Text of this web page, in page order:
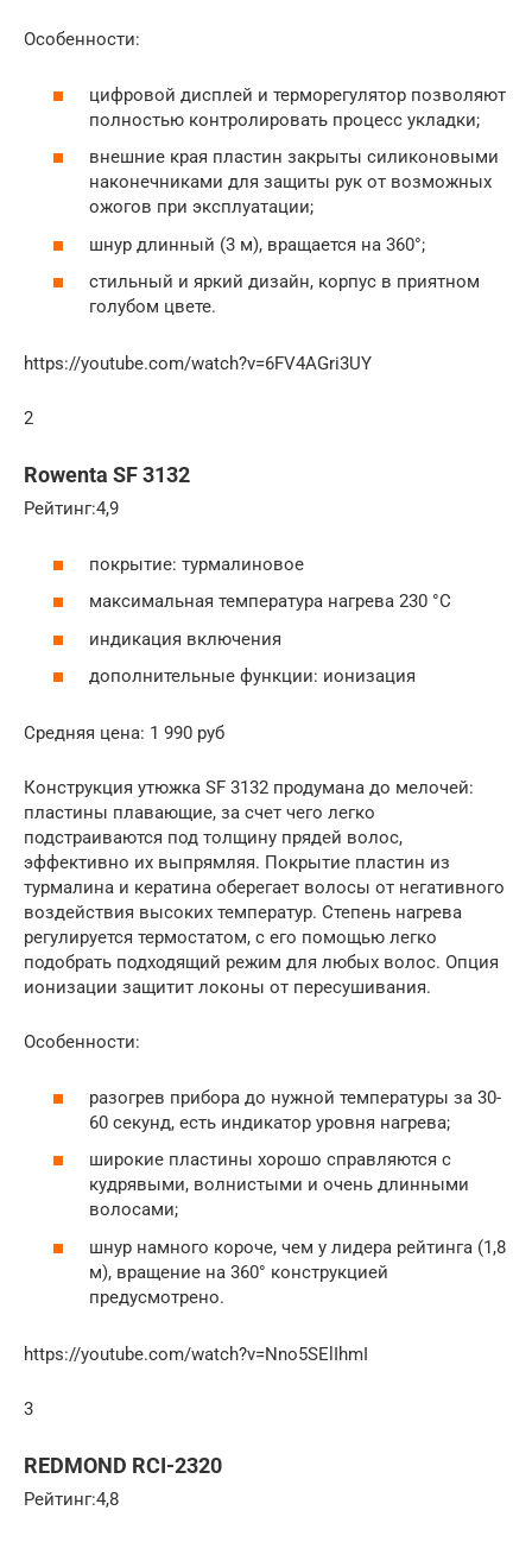
Особенности:
цифровой дисплей и терморегулятор позволяют
полностью контролировать процесс укладки;
внешние края пластин закрыты силиконовыми
наконечниками для защиты рук от возможных
ожогов при эксплуатации;
шнур длинный (3 м), вращается на 360°;
стильный и яркий дизайн, корпус в приятном
голубом цвете.
https://youtube.com/watch?v=6FV4AGri3UY
2
Rowenta SF 3132
Рейтинг:4,9
покрытие: турмалиновое
максимальная температура нагрева 230 °C
индикация включения
дополнительные функции: ионизация
Средняя цена: 1 990 руб
Конструкция утюжка SF 3132 продумана до мелочей:
пластины плавающие, за счет чего легко
подстраиваются под толщину прядей волос,
эффективно их выпрямляя. Покрытие пластин из
турмалина и кератина оберегает волосы от негативного
воздействия высоких температур. Степень нагрева
регулируется термостатом, с его помощью легко
подобрать подходящий режим для любых волос. Опция
ионизации защитит локоны от пересушивания.
Особенности:
разогрев прибора до нужной температуры за 30-
60 секунд, есть индикатор уровня нагрева;
широкие пластины хорошо справляются с
кудрявыми, волнистыми и очень длинными
волосами;
шнур намного короче, чем у лидера рейтинга (1,8
м), вращение на 360° конструкцией
предусмотрено.
https://youtube.com/watch?v=Nno5SElIhmI
3
REDMOND RCI-2320
Рейтинг:4,8